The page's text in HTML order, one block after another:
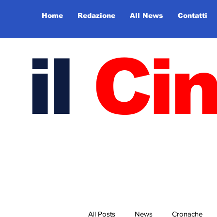
Home Redazione All News Contatti
il
All Posts News Cronache